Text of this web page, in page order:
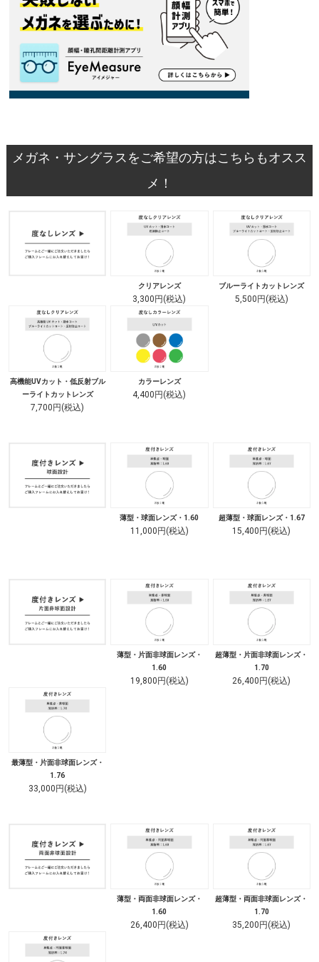
メガネ・サングラスをご希望の方はこちらもオスス
メ！
クリアレンズ
3,300円(税込)
ブルーライトカットレンズ
5,500円(税込)
高機能UVカット・低反射ブル
ーライトカットレンズ
7,700円(税込)
カラーレンズ
4,400円(税込)
薄型・球面レンズ・1.60
11,000円(税込)
超薄型・球面レンズ・1.67
15,400円(税込)
薄型・片面非球面レンズ・
1.60
19,800円(税込)
超薄型・片面非球面レンズ・
1.70
26,400円(税込)
最薄型・片面非球面レンズ・
1.76
33,000円(税込)
薄型・両面非球面レンズ・
1.60
26,400円(税込)
超薄型・両面非球面レンズ・
1.70
35,200円(税込)